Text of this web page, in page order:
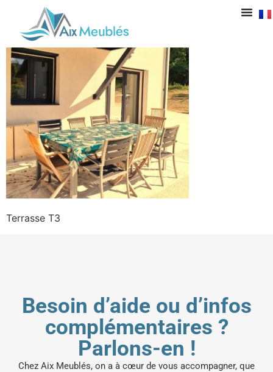
Terrasse T3
Terrasse T3
Besoin d’aide ou d’infos
complémentaires ?
Parlons-en !
Chez Aix Meublés, on a à cœur de vous accompagner, que